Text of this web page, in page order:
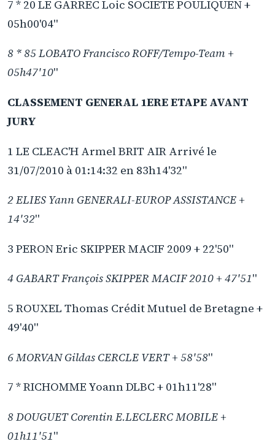
7 * 20 LE GARREC Loic SOCIETE POULIQUEN +
05h00'04"
8 * 85 LOBATO Francisco ROFF/Tempo-Team +
05h47'10"
CLASSEMENT GENERAL 1ERE ETAPE AVANT
JURY
1 LE CLEAC'H Armel BRIT AIR Arrivé le
31/07/2010 à 01:14:32 en 83h14'32"
2 ELIES Yann GENERALI-EUROP ASSISTANCE +
14'32"
3 PERON Eric SKIPPER MACIF 2009 + 22'50"
4 GABART François SKIPPER MACIF 2010 + 47'51"
5 ROUXEL Thomas Crédit Mutuel de Bretagne +
49'40"
6 MORVAN Gildas CERCLE VERT + 58'58"
7 * RICHOMME Yoann DLBC + 01h11'28"
8 DOUGUET Corentin E.LECLERC MOBILE +
01h11'51"